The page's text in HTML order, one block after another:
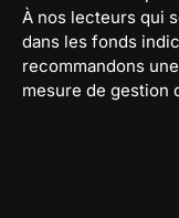
À nos lecteurs qui
dans les fonds
recommandons
mesure de gestion